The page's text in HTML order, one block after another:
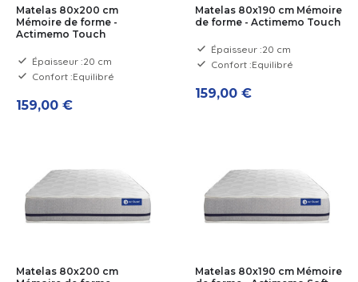
Matelas 80x200 cm
Mémoire de forme -
Actimemo Touch
Épaisseur :20 cm
Confort :Equilibré
159,00 €
Matelas 80x190 cm Mémoire
de forme - Actimemo Touch
Épaisseur :20 cm
Confort :Equilibré
159,00 €
Matelas 80x200 cm
Matelas 80x190 cm Mémoire